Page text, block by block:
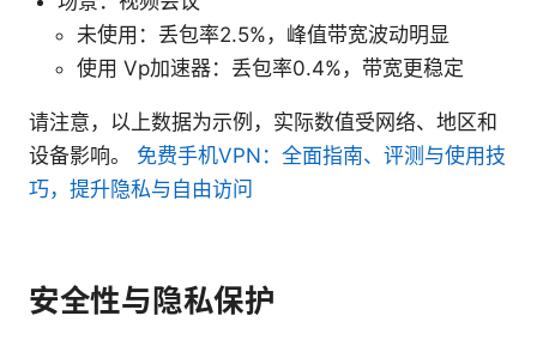
未使用：丢包率2.5%，峰值带宽波动明显
使用 Vp加速器：丢包率0.4%，带宽更稳定
请注意，以上数据为示例，实际数值受网络、地区和
设备影响。 免费手机VPN：全面指南、评测与使用技
巧，提升隐私与自由访问
安全性与隐私保护